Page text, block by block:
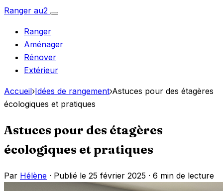
Aller
contenu
Ranger au2
Ouvrir
Ranger
Aménager
Rénover
Extérieur
Accueil›Idées de rangement›Astuces pour des étagères
écologiques et pratiques
Astuces pour des étagères
écologiques et pratiques
Par Hélène · Publié le 25 février 2025 · 6 min de lecture